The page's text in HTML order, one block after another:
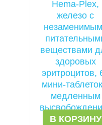
В КОРЗИНУ